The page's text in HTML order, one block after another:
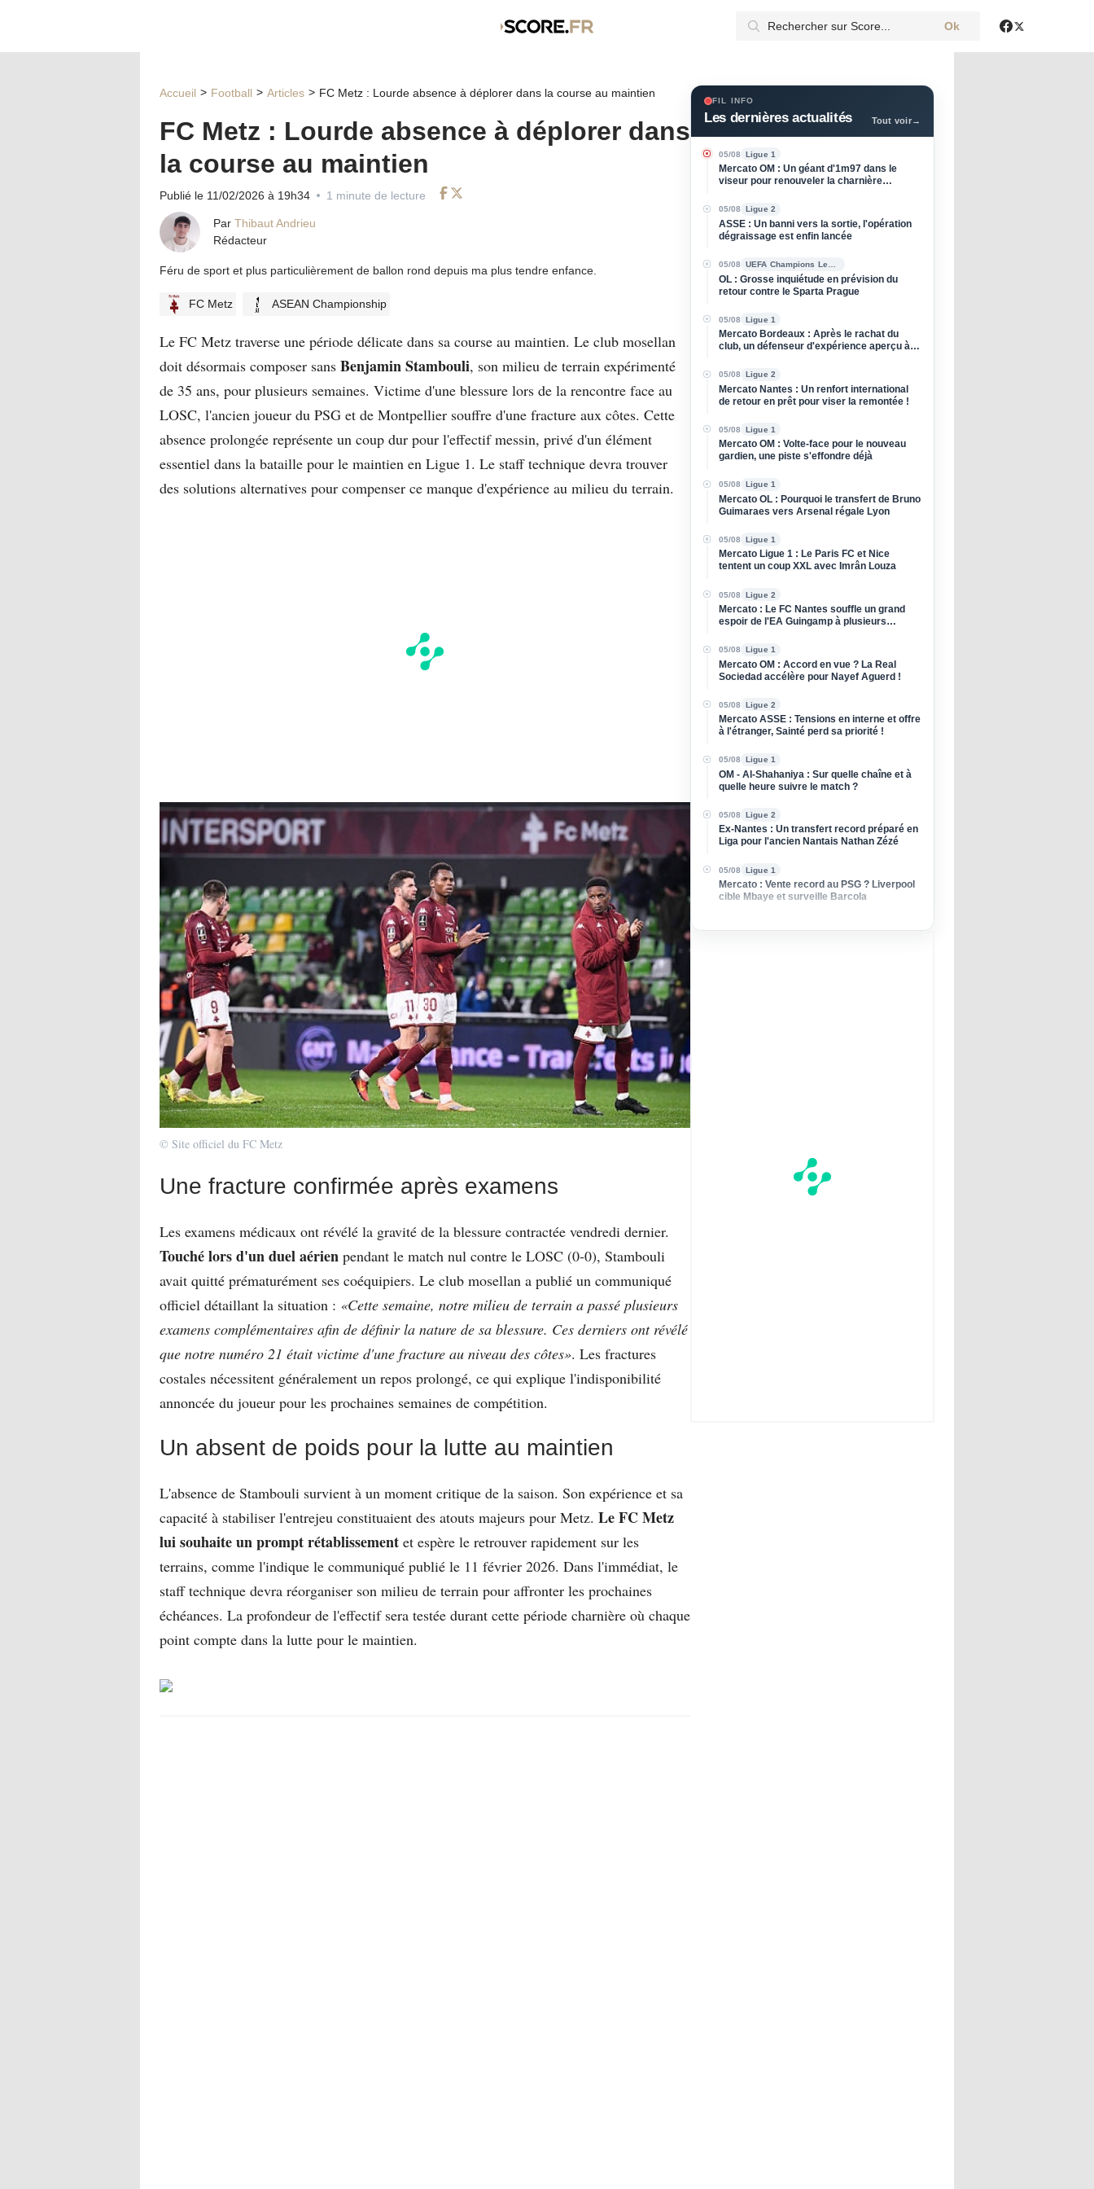
Ok
Accueil Football Articles FC Metz : Lourde absence à déplorer dans la course au maintien
FC Metz : Lourde absence à déplorer dans
la course au maintien
Publié le 11/02/2026 à 19h34
1 minute de lecture
Par Thibaut Andrieu
Rédacteur
Féru de sport et plus particulièrement de ballon rond depuis ma plus tendre enfance.
FC Metz ASEAN Championship
Le FC Metz traverse une période délicate dans sa course au maintien. Le club mosellan
doit désormais composer sans Benjamin Stambouli, son milieu de terrain expérimenté
de 35 ans, pour plusieurs semaines. Victime d'une blessure lors de la rencontre face au
LOSC, l'ancien joueur du PSG et de Montpellier souffre d'une fracture aux côtes. Cette
absence prolongée représente un coup dur pour l'effectif messin, privé d'un élément
essentiel dans la bataille pour le maintien en Ligue 1. Le staff technique devra trouver
des solutions alternatives pour compenser ce manque d'expérience au milieu du terrain.
© Site officiel du FC Metz
Une fracture confirmée après examens
Les examens médicaux ont révélé la gravité de la blessure contractée vendredi dernier.
Touché lors d'un duel aérien pendant le match nul contre le LOSC (0-0), Stambouli
avait quitté prématurément ses coéquipiers. Le club mosellan a publié un communiqué
officiel détaillant la situation : «Cette semaine, notre milieu de terrain a passé plusieurs
examens complémentaires afin de définir la nature de sa blessure. Ces derniers ont révélé
que notre numéro 21 était victime d'une fracture au niveau des côtes». Les fractures
costales nécessitent généralement un repos prolongé, ce qui explique l'indisponibilité
annoncée du joueur pour les prochaines semaines de compétition.
Un absent de poids pour la lutte au maintien
L'absence de Stambouli survient à un moment critique de la saison. Son expérience et sa
capacité à stabiliser l'entrejeu constituaient des atouts majeurs pour Metz. Le FC Metz
lui souhaite un prompt rétablissement et espère le retrouver rapidement sur les
terrains, comme l'indique le communiqué publié le 11 février 2026. Dans l'immédiat, le
staff technique devra réorganiser son milieu de terrain pour affronter les prochaines
échéances. La profondeur de l'effectif sera testée durant cette période charnière où chaque
point compte dans la lutte pour le maintien.
FIL INFO
Les dernières actualités Tout voir→
05/08 Ligue 1
Mercato OM : Un géant d'1m97 dans le
viseur pour renouveler la charnière
05/08 Ligue 2
ASSE : Un banni vers la sortie, l'opération
dégraissage est enfin lancée
05/08
OL : Grosse inquiétude en prévision du
retour contre le Sparta Prague
05/08 Ligue 1
Mercato Bordeaux : Après le rachat du
club, un défenseur d'expérience aperçu à
05/08 Ligue 2
Mercato Nantes : Un renfort international
de retour en prêt pour viser la remontée !
05/08 Ligue 1
Mercato OM : Volte-face pour le nouveau
gardien, une piste s'effondre déjà
05/08 Ligue 1
Mercato OL : Pourquoi le transfert de Bruno
Guimaraes vers Arsenal régale Lyon
05/08 Ligue 1
Mercato Ligue 1 : Le Paris FC et Nice
tentent un coup XXL avec Imrân Louza
05/08 Ligue 2
Mercato : Le FC Nantes souffle un grand
espoir de l'EA Guingamp à plusieurs
05/08 Ligue 1
Mercato OM : Accord en vue ? La Real
Sociedad accélère pour Nayef Aguerd !
05/08 Ligue 2
Mercato ASSE : Tensions en interne et offre
à l'étranger, Sainté perd sa priorité !
05/08 Ligue 1
OM - Al-Shahaniya : Sur quelle chaîne et à
quelle heure suivre le match ?
05/08 Ligue 2
Ex-Nantes : Un transfert record préparé en
Liga pour l'ancien Nantais Nathan Zézé
05/08 Ligue 1
Mercato : Vente record au PSG ? Liverpool
cible Mbaye et surveille Barcola